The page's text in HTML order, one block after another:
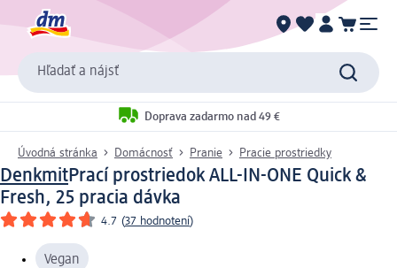
Hľadať a nájsť
Doprava zadarmo nad 49 €
Úvodná stránka Domácnosť Pranie Pracie prostriedky
DenkmitPrací prostriedok ALL-IN-ONE Quick &
Fresh, 25 pracia dávka
4.7 (37 hodnotení)
Vegan